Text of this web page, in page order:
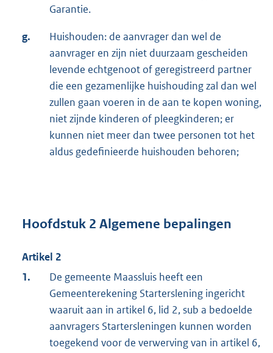
Garantie.
g.
Huishouden: de aanvrager dan wel de
aanvrager en zijn niet duurzaam gescheiden
levende echtgenoot of geregistreerd partner
die een gezamenlijke huishouding zal dan wel
zullen gaan voeren in de aan te kopen woning,
niet zijnde kinderen of pleegkinderen; er
kunnen niet meer dan twee personen tot het
aldus gedefinieerde huishouden behoren;
Hoofdstuk 2 Algemene bepalingen
Artikel 2
1.
De gemeente Maassluis heeft een
Gemeenterekening Starterslening ingericht
waaruit aan in artikel 6, lid 2, sub a bedoelde
aanvragers Startersleningen kunnen worden
toegekend voor de verwerving van in artikel 6,